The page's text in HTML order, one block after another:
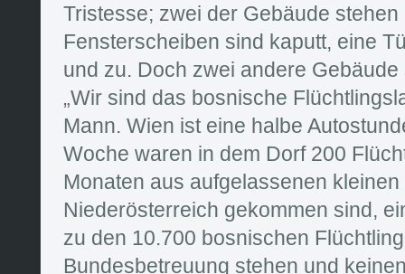
Tristesse; zwei der Gebäude stehen
Fensterscheiben sind kaputt, eine
und zu. Doch zwei andere
„Wir sind das bosnische
Mann. Wien ist eine halbe
Woche waren in dem Dorf 200
Monaten aus aufgelassenen
Niederösterreich gekommen sind,
zu den 10.700 bosnischen
Bundesbetreuung stehen und